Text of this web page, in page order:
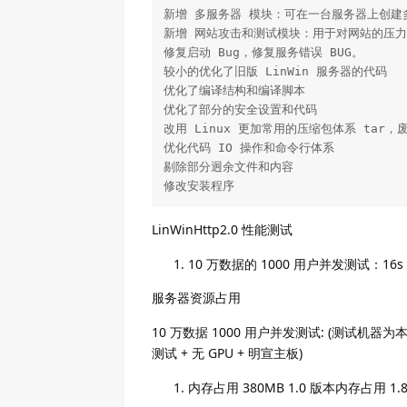
新增 多服务器 模块：可在一台服务器上创
新增 网站攻击和测试模块：用于对网站的压
修复启动 Bug，修复服务错误 BUG。
较小的优化了旧版 LinWin 服务器的代码
优化了编译结构和编译脚本
优化了部分的安全设置和代码
改用 Linux 更加常用的压缩包体系 tar，
优化代码 IO 操作和命令行体系
剔除部分迥余文件和内容
修改安装程序
LinWinHttp2.0 性能测试
10 万数据的 1000 用户并发测试：
服务器资源占用
10 万数据 1000 用户并发测试: (测试机器
测试 + 无 GPU + 明宣主板)
内存占用 380MB 1.0 版本内存占用